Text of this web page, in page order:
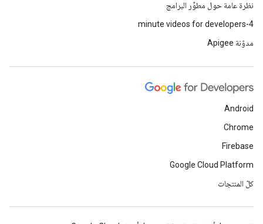
نظرة عامة حول مطوِّر البرامج
4-minute videos for developers
مدوّنة Apigee
Android
Chrome
Firebase
Google Cloud Platform
كلّ المنتجات